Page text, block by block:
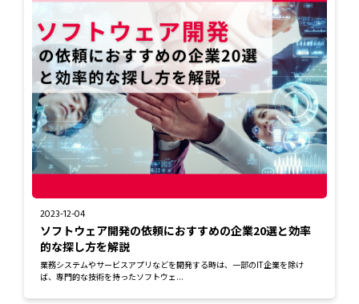
2023-12-04
ソフトウェア開発の依頼におすすめの企業20選と効率
的な探し方を解説
業務システムやサービスアプリなどを開発する時は、一部のIT企業を除け
ば、専門的な技術を持ったソフトウェ...